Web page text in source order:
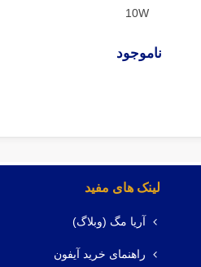
10W
ناموجود
لینک های مفید
آریا مگ (وبلاگ)
راهنمای خرید آیفون